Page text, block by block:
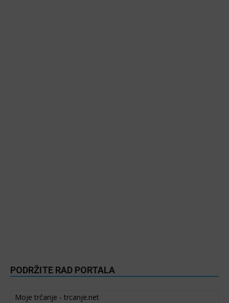
PODRŽITE RAD PORTALA
Moje trčanje - trcanje.net